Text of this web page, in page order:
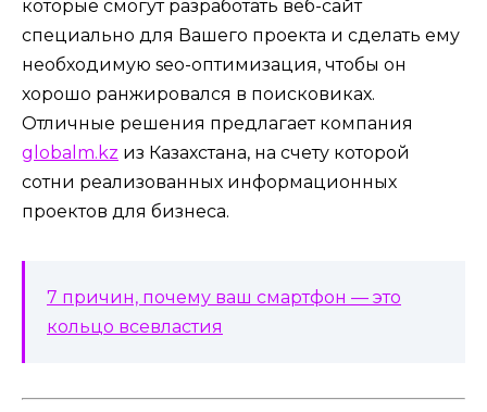
которые смогут разработать веб-сайт
специально для Вашего проекта и сделать ему
необходимую seo-оптимизация, чтобы он
хорошо ранжировался в поисковиках.
Отличные решения предлагает компания
globalm.kz из Казахстана, на счету которой
сотни реализованных информационных
проектов для бизнеса.
7 причин, почему ваш смартфон — это
кольцо всевластия